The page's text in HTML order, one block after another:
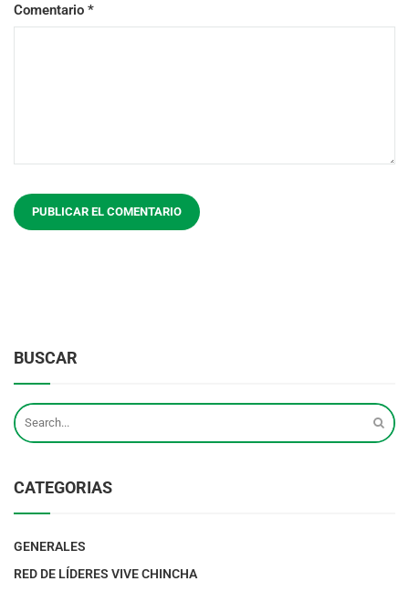
Comentario *
BUSCAR
CATEGORIAS
GENERALES
RED DE LÍDERES VIVE CHINCHA